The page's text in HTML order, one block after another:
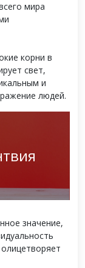
мира
корни в
свет,
и
людей.
значение,